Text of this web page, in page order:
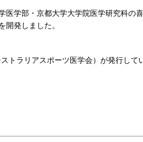
医学部・京都大学大学院医学研究科の
開発しました。
トラリアスポーツ医学会）が発行して